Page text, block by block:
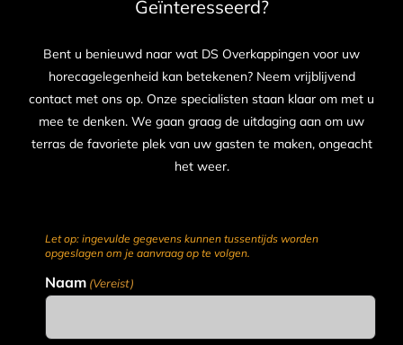
Geïnteresseerd?
Bent u benieuwd naar wat DS Overkappingen voor uw
horecagelegenheid kan betekenen? Neem vrijblijvend
contact met ons op. Onze specialisten staan klaar om met u
mee te denken. We gaan graag de uitdaging aan om uw
terras de favoriete plek van uw gasten te maken, ongeacht
het weer.
Let op: ingevulde gegevens kunnen tussentijds worden
opgeslagen om je aanvraag op te volgen.
Naam (Vereist)